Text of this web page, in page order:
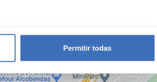
sus preferencias en la
Permitir todas